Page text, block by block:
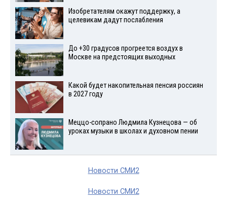
Изобретателям окажут поддержку, а
целевикам дадут послабления
До +30 градусов прогреется воздух в
Москве на предстоящих выходных
Какой будет накопительная пенсия россиян
в 2027 году
Меццо-сопрано Людмила Кузнецова — об
уроках музыки в школах и духовном пении
Новости СМИ2
Новости СМИ2